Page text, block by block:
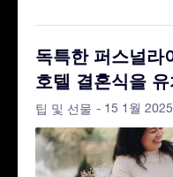
독특한 퍼스널라
호텔 결혼식을
팁 및 선물 - 15 1월 2025